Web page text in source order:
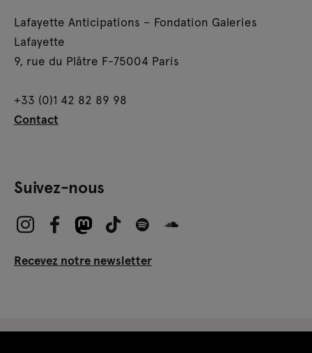
Lafayette Anticipations – Fondation Galeries
Lafayette
9, rue du Plâtre F-75004 Paris
+33 (0)1 42 82 89 98
Contact
Suivez-nous
Recevez notre newsletter